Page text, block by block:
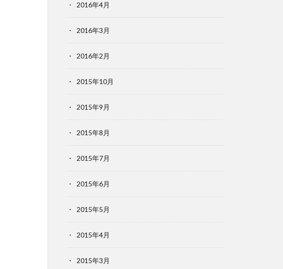
2016年4月
2016年3月
2016年2月
2015年10月
2015年9月
2015年8月
2015年7月
2015年6月
2015年5月
2015年4月
2015年3月